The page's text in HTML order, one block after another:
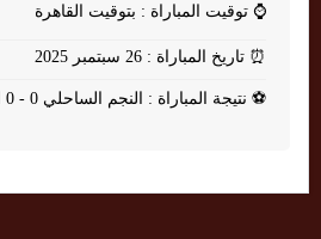
⌚ توقيت المباراة : بتوقيت القاهرة
⏰ تاريخ المباراة : 26 سبتمبر 2025
⚽ نتيجة المباراة : النجم الساحلي 0 - 0 الاهلي مدني